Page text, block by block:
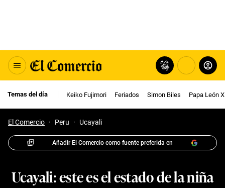
Temas del día Keiko Fujimori Feriados Simon Biles Papa León
El Comercio · Peru · Ucayali
Añadir El Comercio como fuente preferida en
Ucayali: este es el estado de la niña